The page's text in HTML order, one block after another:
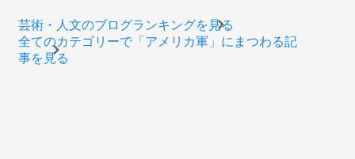
芸術・人文のブログランキングを見る
全てのカテゴリーで「アメリカ軍」にまつわる記
事を見る